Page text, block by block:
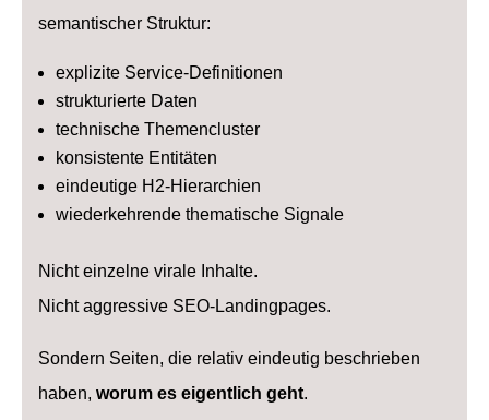
semantischer Struktur:
explizite Service-Definitionen
strukturierte Daten
technische Themencluster
konsistente Entitäten
eindeutige H2-Hierarchien
wiederkehrende thematische Signale
Nicht einzelne virale Inhalte.
Nicht aggressive SEO-Landingpages.
Sondern Seiten, die relativ eindeutig beschrieben
haben, worum es eigentlich geht.